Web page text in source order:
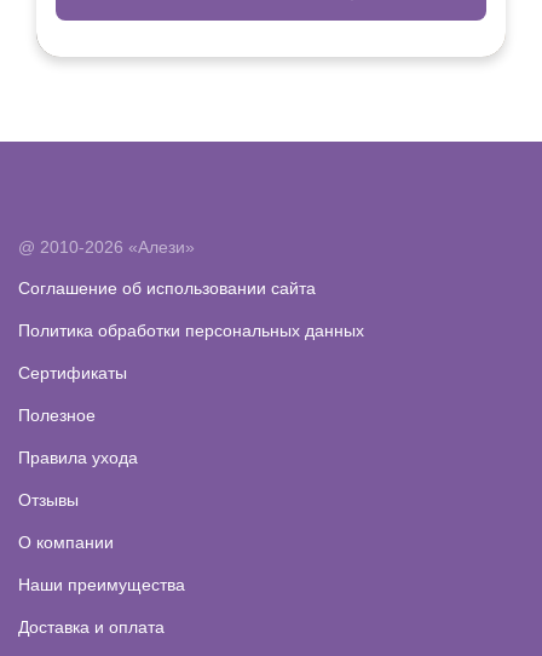
@ 2010-2026 «Алези»
Соглашение об использовании сайта
Политика обработки персональных данных
Сертификаты
Полезное
Правила ухода
Отзывы
О компании
Наши преимущества
Доставка и оплата